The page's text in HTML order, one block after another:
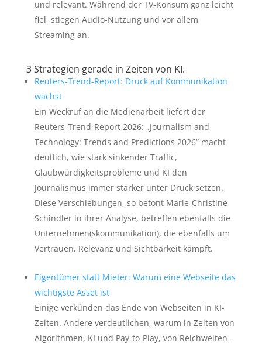
und relevant. Während der TV-Konsum ganz leicht
fiel, stiegen Audio-Nutzung und vor allem
Streaming an.
3 Strategien gerade in Zeiten von KI.
Reuters-Trend-Report: Druck auf Kommunikation
wächst
Ein Weckruf an die Medienarbeit liefert der
Reuters-Trend-Report 2026: „Journalism and
Technology: Trends and Predictions 2026“ macht
deutlich, wie stark sinkender Traffic,
Glaubwürdigkeitsprobleme und KI den
Journalismus immer stärker unter Druck setzen.
Diese Verschiebungen, so betont Marie-Christine
Schindler in ihrer Analyse, betreffen ebenfalls die
Unternehmen(skommunikation), die ebenfalls um
Vertrauen, Relevanz und Sichtbarkeit kämpft.
Eigentümer statt Mieter: Warum eine Webseite das
wichtigste Asset ist
Einige verkünden das Ende von Webseiten in KI-
Zeiten. Andere verdeutlichen, warum in Zeiten von
Algorithmen, KI und Pay-to-Play, von Reichweiten-